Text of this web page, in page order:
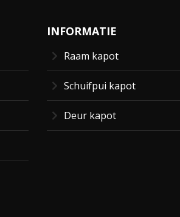
INFORMATIE
Raam kapot
Schuifpui kapot
Deur kapot